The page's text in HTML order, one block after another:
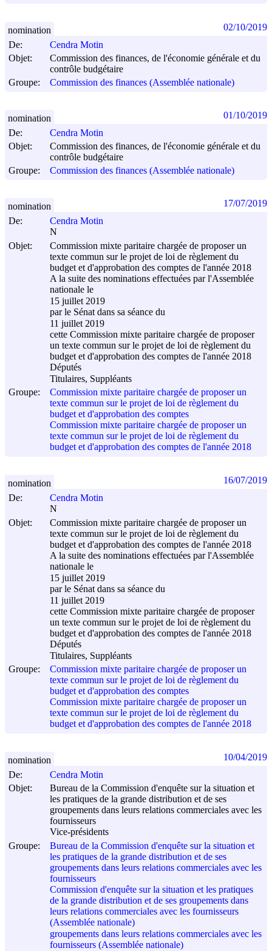
De:
Cendra Motin
Objet:
Commission des finances, de l'économie générale et du
contrôle budgétaire
Groupe:
Commission des finances (Assemblée nationale)
nomination 02/10/2019
De:
Cendra Motin
Objet:
Commission des finances, de l'économie générale et du
contrôle budgétaire
Groupe:
Commission des finances (Assemblée nationale)
nomination 01/10/2019
De:
Cendra Motin
N
Objet:
Commission mixte paritaire chargée de proposer un
texte commun sur le projet de loi de règlement du
budget et d'approbation des comptes de l'année 2018
A la suite des nominations effectuées par l'Assemblée
nationale le
15 juillet 2019
par le Sénat dans sa séance du
11 juillet 2019
cette Commission mixte paritaire chargée de proposer
un texte commun sur le projet de loi de règlement du
budget et d'approbation des comptes de l'année 2018
Députés
Titulaires, Suppléants
Groupe:
Commission mixte paritaire chargée de proposer un
texte commun sur le projet de loi de règlement du
budget et d'approbation des comptes
Commission mixte paritaire chargée de proposer un
texte commun sur le projet de loi de règlement du
budget et d'approbation des comptes de l'année 2018
nomination 17/07/2019
De:
Cendra Motin
N
Objet:
Commission mixte paritaire chargée de proposer un
texte commun sur le projet de loi de règlement du
budget et d'approbation des comptes de l'année 2018
A la suite des nominations effectuées par l'Assemblée
nationale le
15 juillet 2019
par le Sénat dans sa séance du
11 juillet 2019
cette Commission mixte paritaire chargée de proposer
un texte commun sur le projet de loi de règlement du
budget et d'approbation des comptes de l'année 2018
Députés
Titulaires, Suppléants
Groupe:
Commission mixte paritaire chargée de proposer un
texte commun sur le projet de loi de règlement du
budget et d'approbation des comptes
Commission mixte paritaire chargée de proposer un
texte commun sur le projet de loi de règlement du
budget et d'approbation des comptes de l'année 2018
nomination 16/07/2019
De:
Cendra Motin
Objet:
Bureau de la Commission d'enquête sur la situation et
les pratiques de la grande distribution et de ses
groupements dans leurs relations commerciales avec les
fournisseurs
Vice-présidents
Groupe:
Bureau de la Commission d'enquête sur la situation et
les pratiques de la grande distribution et de ses
groupements dans leurs relations commerciales avec les
fournisseurs
Commission d'enquête sur la situation et les pratiques
de la grande distribution et de ses groupements dans
leurs relations commerciales avec les fournisseurs
(Assemblée nationale)
groupements dans leurs relations commerciales avec les
fournisseurs (Assemblée nationale)
nomination 10/04/2019